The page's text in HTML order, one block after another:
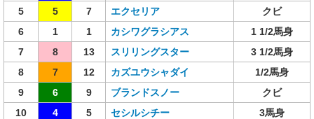
5
5 7 エクセリア
クビ
6
1 1 カシワグラシアス
1 1/2馬身
7
8 13 スリリングスター
3 1/2馬身
8
7 12 カズユウシャダイ
1/2馬身
9
6 9 ブランドスノー
クビ
10
4 5 セシルシチー
3馬身